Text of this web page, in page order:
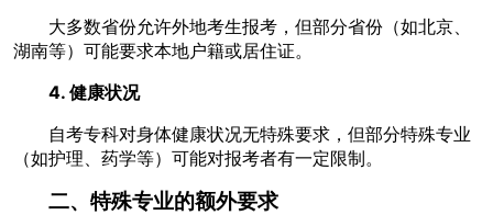
大多数省份允许外地考生报考，但部分省份（如北京、
湖南等）可能要求本地户籍或居住证。
4. 健康状况
自考专科对身体健康状况无特殊要求，但部分特殊专业
（如护理、药学等）可能对报考者有一定限制。
二、特殊专业的额外要求